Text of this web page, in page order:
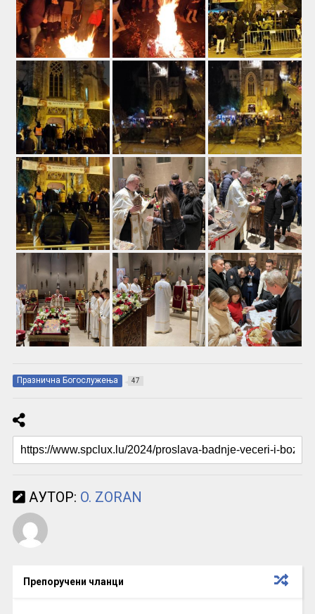
Празнична Богослужења 47
АУТОР: O. ZORAN
Препоручени чланци